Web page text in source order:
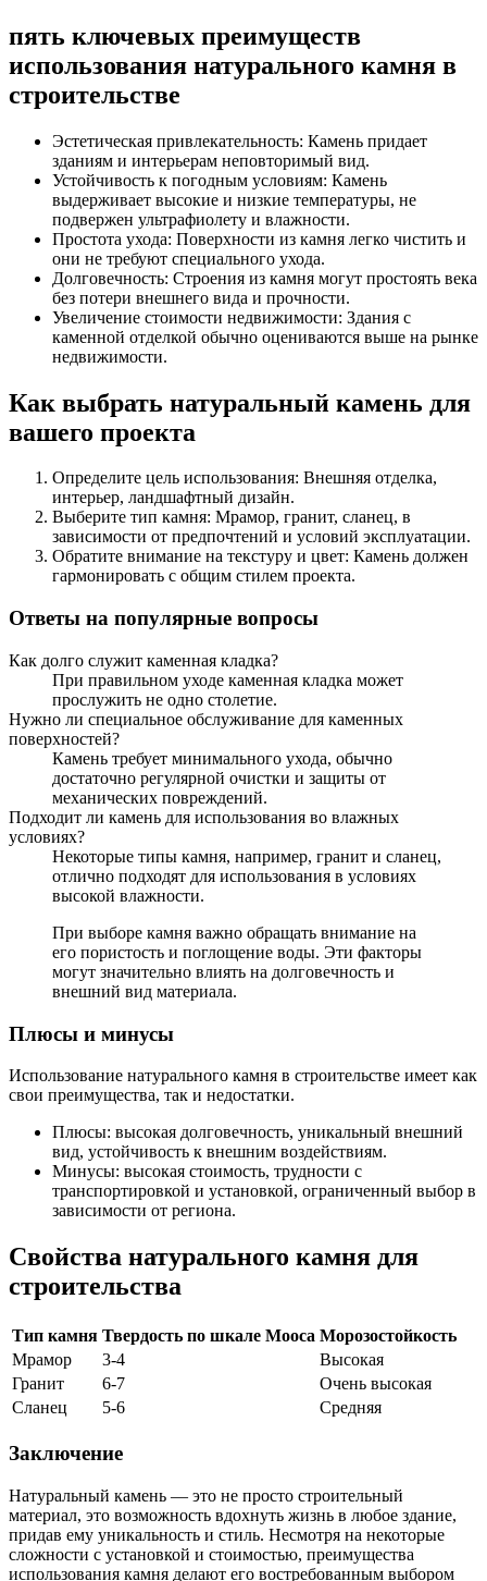
пять ключевых преимуществ
использования натурального камня в
строительстве
Эстетическая привлекательность: Камень придает
зданиям и интерьерам неповторимый вид.
Устойчивость к погодным условиям: Камень
выдерживает высокие и низкие температуры, не
подвержен ультрафиолету и влажности.
Простота ухода: Поверхности из камня легко чистить и
они не требуют специального ухода.
Долговечность: Строения из камня могут простоять века
без потери внешнего вида и прочности.
Увеличение стоимости недвижимости: Здания с
каменной отделкой обычно оцениваются выше на рынке
недвижимости.
Как выбрать натуральный камень для
вашего проекта
Определите цель использования: Внешняя отделка,
интерьер, ландшафтный дизайн.
Выберите тип камня: Мрамор, гранит, сланец, в
зависимости от предпочтений и условий эксплуатации.
Обратите внимание на текстуру и цвет: Камень должен
гармонировать с общим стилем проекта.
Ответы на популярные вопросы
Как долго служит каменная кладка?
При правильном уходе каменная кладка может
прослужить не одно столетие.
Нужно ли специальное обслуживание для каменных
поверхностей?
Камень требует минимального ухода, обычно
достаточно регулярной очистки и защиты от
механических повреждений.
Подходит ли камень для использования во влажных
условиях?
Некоторые типы камня, например, гранит и сланец,
отлично подходят для использования в условиях
высокой влажности.
При выборе камня важно обращать внимание на
его пористость и поглощение воды. Эти факторы
могут значительно влиять на долговечность и
внешний вид материала.
Плюсы и минусы
Использование натурального камня в строительстве имеет как
свои преимущества, так и недостатки.
Плюсы: высокая долговечность, уникальный внешний
вид, устойчивость к внешним воздействиям.
Минусы: высокая стоимость, трудности с
транспортировкой и установкой, ограниченный выбор в
зависимости от региона.
Свойства натурального камня для
строительства
Тип камня Твердость по шкале Мооса Морозостойкость
Мрамор
3-4
Высокая
Гранит
6-7
Очень высокая
Сланец
5-6 Средняя
Заключение
Натуральный камень — это не просто строительный
материал, это возможность вдохнуть жизнь в любое здание,
придав ему уникальность и стиль. Несмотря на некоторые
сложности с установкой и стоимостью, преимущества
использования камня делают его востребованным выбором